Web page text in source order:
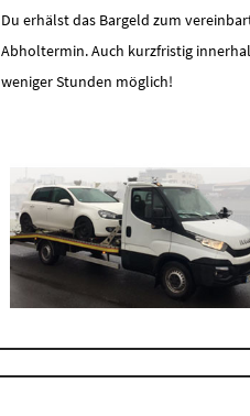
Du erhälst das Bargeld zum
Abholtermin. Auch kurzfristig
weniger Stunden möglich!